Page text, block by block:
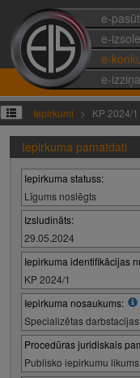
e-
e-
e-
e-
Iepirkumi KP 2024/1
Iepirkuma pamatdati
Iepirkuma statuss:
Līgums noslēgts
Izsludināts:
29.05.2024
Iepirkuma identifikācijas
KP 2024/1
Iepirkuma nosaukums:
Specializētas
Procedūras juridiskais
Publisko iepirkumu likums